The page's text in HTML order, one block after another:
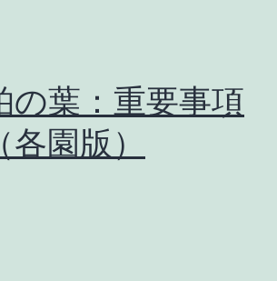
の葉：重要事項
園版）